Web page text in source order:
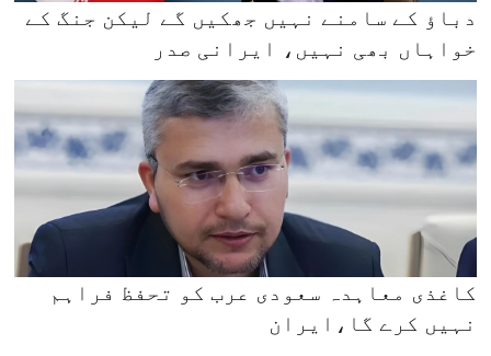
دباؤ کے سامنے نہیں جھکیں گے لیکن جنگ کے
خواہاں بھی نہیں، ایرانی صدر
کاغذی معاہدہ سعودی عرب کو تحفظ فراہم
نہیں کرے گا،ایران